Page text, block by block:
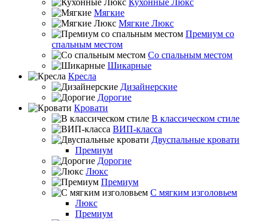
Кухонные Люкс
Мягкие
Мягкие Люкс
Премиум со
спальным местом
Со спальным местом
Шикарные
Кресла
Дизайнерские
Дорогие
Кровати
В классическом стиле
ВИП-класса
Двуспальные кровати
Премиум
Дорогие
Люкс
Премиум
С мягким изголовьем
Люкс
Премиум